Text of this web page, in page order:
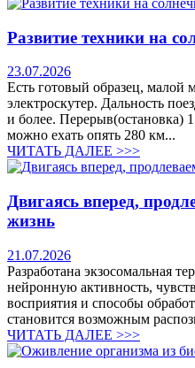
Развитие техники на
23.07.2026
Есть готовый образец, малой
электроскутер. Дальность
и более. Перерыв(остановка)
можно ехать опять 280 км...
ЧИТАТЬ ДАЛЕЕ >>>
Двигаясь вперед,
жизнь
21.07.2026
Разработана экзосомальная
нейронную активность,
восприятия и способы
становится возможным
ЧИТАТЬ ДАЛЕЕ >>>